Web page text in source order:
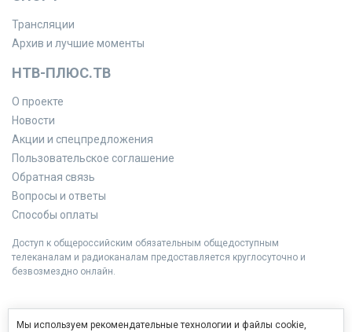
Трансляции
Архив и лучшие моменты
НТВ-ПЛЮС.ТВ
О проекте
Новости
Акции и спецпредложения
Пользовательское соглашение
Обратная связь
Вопросы и ответы
Способы оплаты
Доступ к общероссийским обязательным общедоступным
телеканалам и радиоканалам предоставляется круглосуточно и
безвозмездно онлайн.
Мы используем рекомендательные технологии и файлы cookie,